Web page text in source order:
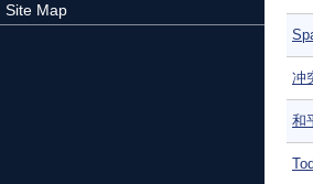
Site Map
冲
和